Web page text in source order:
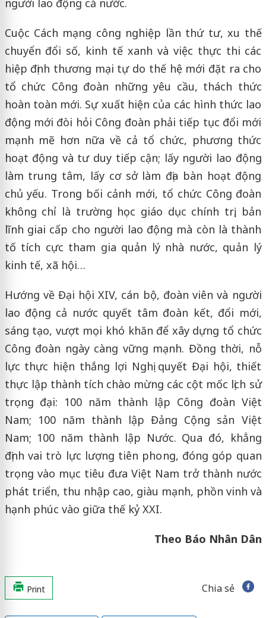
Cuộc Cách mạng công nghiệp lần thứ tư, xu thế
chuyển đổi số, kinh tế xanh và việc thực thi các
hiệp định thương mại tự do thế hệ mới đặt ra cho
tổ chức Công đoàn những yêu cầu, thách thức
hoàn toàn mới. Sự xuất hiện của các hình thức lao
động mới đòi hỏi Công đoàn phải tiếp tục đổi mới
mạnh mẽ hơn nữa về cả tổ chức, phương thức
hoạt động và tư duy tiếp cận; lấy người lao động
làm trung tâm, lấy cơ sở làm địa bàn hoạt động
chủ yếu. Trong bối cảnh mới, tổ chức Công đoàn
không chỉ là trường học giáo dục chính trị, bản
lĩnh giai cấp cho người lao động mà còn là thành
tố tích cực tham gia quản lý nhà nước, quản lý
kinh tế, xã hội…
Hướng về Đại hội XIV, cán bộ, đoàn viên và người
lao động cả nước quyết tâm đoàn kết, đổi mới,
sáng tạo, vượt mọi khó khăn để xây dựng tổ chức
Công đoàn ngày càng vững mạnh. Đồng thời, nỗ
lực thực hiện thắng lợi Nghị quyết Đại hội, thiết
thực lập thành tích chào mừng các cột mốc lịch sử
trọng đại: 100 năm thành lập Công đoàn Việt
Nam; 100 năm thành lập Đảng Cộng sản Việt
Nam; 100 năm thành lập Nước. Qua đó, khẳng
định vai trò lực lượng tiên phong, đóng góp quan
trọng vào mục tiêu đưa Việt Nam trở thành nước
phát triển, thu nhập cao, giàu mạnh, phồn vinh và
hạnh phúc vào giữa thế kỷ XXI.
Theo Báo Nhân Dân
Print Chia sẻ